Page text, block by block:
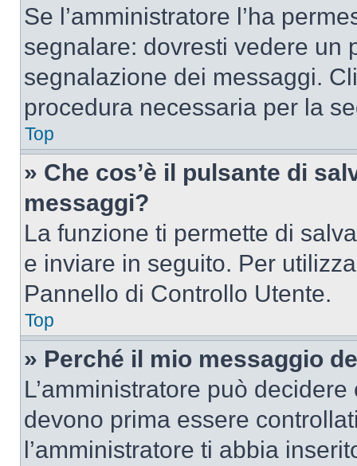
Se l’amministratore l’ha
segnalare: dovresti vedere un
segnalazione dei messaggi.
procedura necessaria per la
Top
» Che cos’è il pulsante di
messaggi?
La funzione ti permette di
e inviare in seguito. Per
Pannello di Controllo Utente.
Top
» Perché il mio messaggio
L’amministratore può
devono prima essere
l’amministratore ti abbia